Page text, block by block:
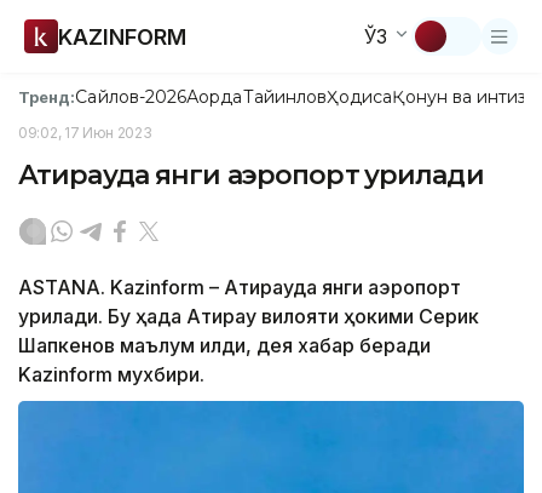
KAZINFORM ЎЗ
Тренд:Сайлов-2026АқордаТайинловҲодисаҚонун ва
09:02, 17 Июн 2023
Атирауда янги аэропорт қурилади
ASTANA. Kazinform – Атирауда янги аэропорт
қурилади. Бу ҳақда Атирау вилояти ҳокими Серик
Шапкенов маълум қилди, дея хабар беради
Kazinform мухбири.